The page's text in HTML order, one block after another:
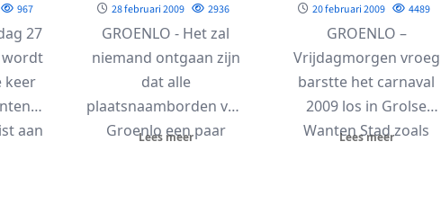
967
27
wordt
keer
aan
28 februari 2009 2936
GROENLO - Het zal
niemand ontgaan zijn
dat alle
plaatsnaamborden van
Groenlo een paar
Lees meer
20 februari 2009 4489
GROENLO –
Vrijdagmorgen vroeg
barstte het carnaval
2009 los in Grolse
Wanten Stad zoals
Lees meer